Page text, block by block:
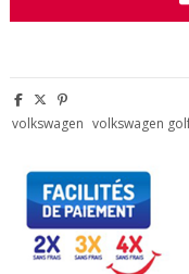
volkswagen volkswagen